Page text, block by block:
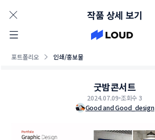
포트폴리오 인쇄/홍보물
작품 상세 보기
굿밤콘서트
2024.07.09 조회수 3
Good and Good_design